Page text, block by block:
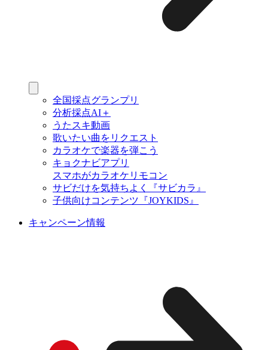
全国採点グランプリ
分析採点AI＋
うたスキ動画
歌いたい曲をリクエスト
カラオケで楽器を弾こう
キョクナビアプリ
スマホがカラオケリモコン
サビだけを気持ちよく『サビカラ』
子供向けコンテンツ『JOYKIDS』
キャンペーン情報